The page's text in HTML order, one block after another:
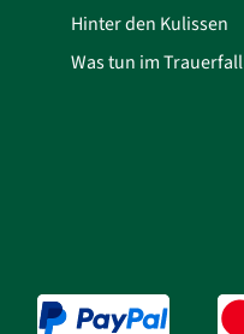
Hinter den Kulissen
Was tun im Trauerfall